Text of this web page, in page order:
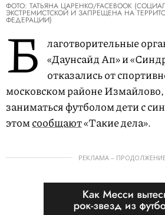
ФОТО: ТАТЬЯНА ЦАРЕНКО/FACEBOOK
ЭКСТРЕМИСТСКОЙ И ЗАПРЕЩЕНА НА
ФЕДЕРАЦИИ)
Б
лаготворительные
«Даунсайд Ап» и
отказались от
московском районе
заниматься футболом дети с
этомсообщают«Такие дела».
РЕКЛАМА –